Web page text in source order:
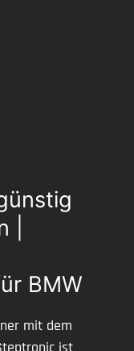
BMW
mit dem